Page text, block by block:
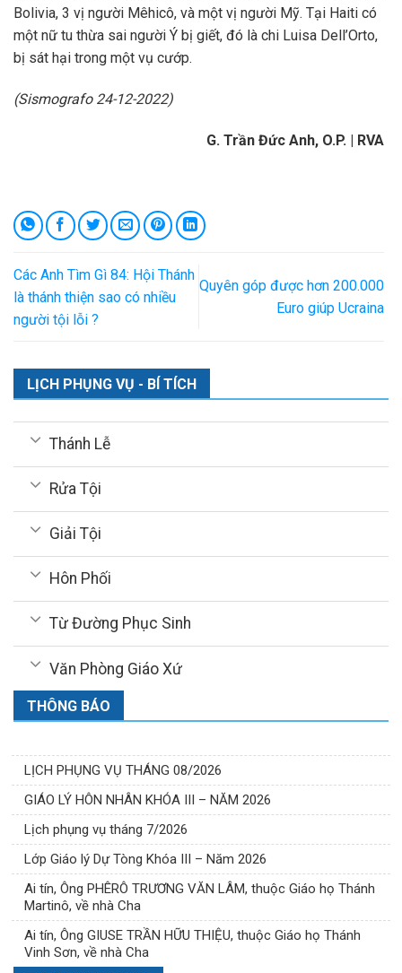
Bolivia, 3 vị người Mêhicô, và một vị người Mỹ. Tại Haiti có
một nữ tu thừa sai người Ý bị giết, đó là chi Luisa Dell’Orto,
bị sát hại trong một vụ cướp.
(Sismografo 24-12-2022)
G. Trần Đức Anh, O.P. | RVA
Các Anh Tìm Gì 84: Hội Thánh
là thánh thiện sao có nhiều
người tội lỗi ?
Quyên góp được hơn 200.000
Euro giúp Ucraina
LỊCH PHỤNG VỤ - BÍ TÍCH
Thánh Lễ
Rửa Tội
Giải Tội
Hôn Phối
Từ Đường Phục Sinh
Văn Phòng Giáo Xứ
THÔNG BÁO
LỊCH PHỤNG VỤ THÁNG 08/2026
GIÁO LÝ HÔN NHÂN KHÓA III – NĂM 2026
Lịch phụng vụ tháng 7/2026
Lớp Giáo lý Dự Tòng Khóa III – Năm 2026
Ai tín, Ông PHÊRÔ TRƯƠNG VĂN LÂM, thuộc Giáo họ Thánh
Martinô, về nhà Cha
Ai tín, Ông GIUSE TRẦN HỮU THIỆU, thuộc Giáo họ Thánh
Vinh Sơn, về nhà Cha